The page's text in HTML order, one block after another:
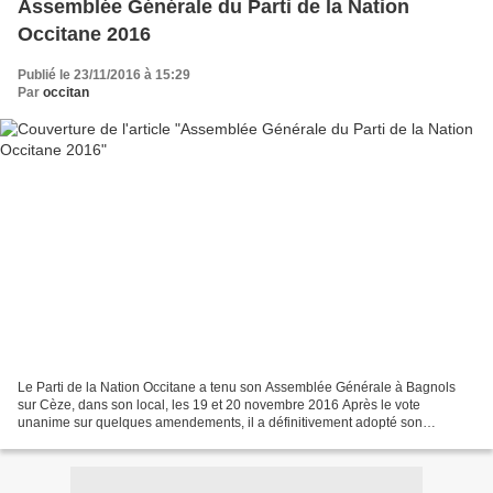
Assemblée Générale du Parti de la Nation
Occitane 2016
Publié le 23/11/2016 à 15:29
Par occitan
Le Parti de la Nation Occitane a tenu son Assemblée Générale à Bagnols
sur Cèze, dans son local, les 19 et 20 novembre 2016 Après le vote
unanime sur quelques amendements, il a définitivement adopté son